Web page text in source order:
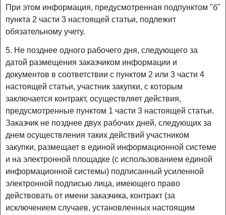
При этом информация, предусмотренная подпунктом "б"
пункта 2 части 3 настоящей статьи, подлежит
обязательному учету.
5. Не позднее одного рабочего дня, следующего за
датой размещения заказчиком информации и
документов в соответствии с пунктом 2 или 3 части 4
настоящей статьи, участник закупки, с которым
заключается контракт, осуществляет действия,
предусмотренные пунктом 1 части 3 настоящей статьи.
Заказчик не позднее двух рабочих дней, следующих за
днем осуществления таких действий участником
закупки, размещает в единой информационной системе
и на электронной площадке (с использованием единой
информационной системы) подписанный усиленной
электронной подписью лица, имеющего право
действовать от имени заказчика, контракт (за
исключением случаев, установленных настоящим